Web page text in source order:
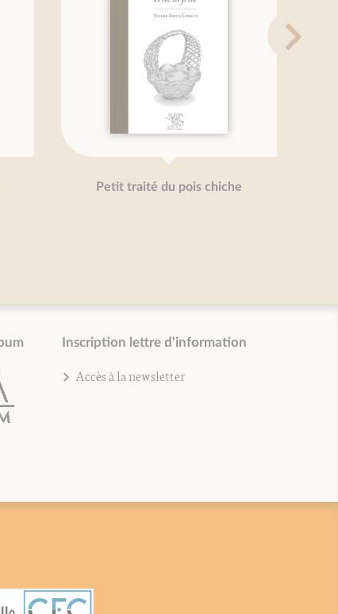
Petit traité du pois chiche
Inscription lettre d'information
Accès à la newsletter